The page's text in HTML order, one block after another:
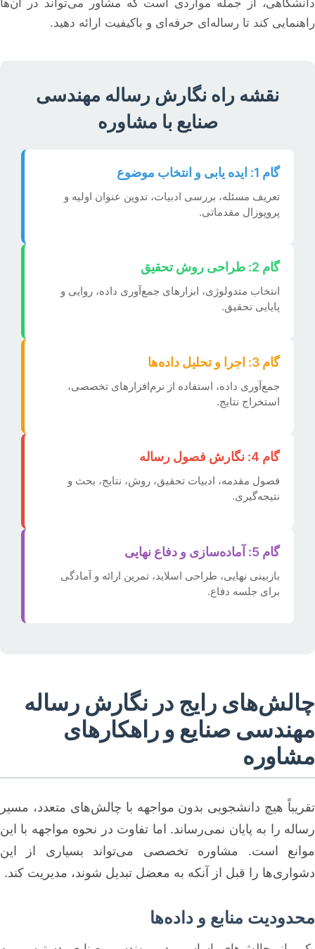
دانشگاهی، از جمله مواردی است که مشاور می‌تواند در آن‌ها
راهنمایی کند تا رساله‌ای حرفه‌ای و باکیفیت ارائه دهید.
نقشه راه نگارش رساله مهندسی
صنایع با مشاوره
گام 1: ایده یابی و انتخاب موضوع
تعریف مسئله، بررسی ادبیات، تدوین عنوان اولیه و
پروپوزال مقدماتی.
گام 2: طراحی روش تحقیق
انتخاب متدولوژی، ابزارهای جمع‌آوری داده، روایی و
پایایی تحقیق.
گام 3: اجرا و تحلیل داده‌ها
جمع‌آوری داده، استفاده از نرم‌افزارهای تخصصی،
استخراج نتایج.
گام 4: نگارش فصول رساله
فصول مقدمه، ادبیات تحقیق، روش، نتایج، بحث و
نتیجه‌گیری.
گام 5: آماده‌سازی و دفاع نهایی
بازبینی نهایی، طراحی اسلاید، تمرین ارائه و آمادگی
برای جلسه دفاع.
چالش‌های رایج در نگارش رساله
مهندسی صنایع و راهکارهای
مشاوره
تقریباً هیچ دانشجویی بدون مواجهه با چالش‌های متعدد، مسیر
رساله را به پایان نمی‌رساند. اما تفاوت در نحوه مواجهه با این
موانع است. مشاوره تخصصی می‌تواند بسیاری از این
دشواری‌ها را قبل از آنکه به معضل تبدیل شوند، مدیریت کند.
محدودیت منابع و داده‌ها